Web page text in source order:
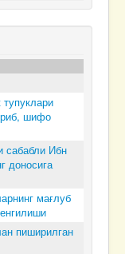
шифо
сабабли Ибн
доносига
мағлуб
пиширилган